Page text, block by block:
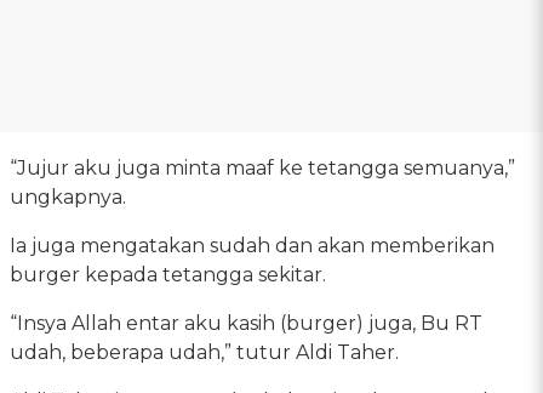
“Jujur aku juga minta maaf ke tetangga semuanya,”
ungkapnya.
Ia juga mengatakan sudah dan akan memberikan
burger kepada tetangga sekitar.
“Insya Allah entar aku kasih (burger) juga, Bu RT
udah, beberapa udah,” tutur Aldi Taher.